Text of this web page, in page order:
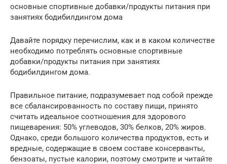
основные спортивные добавки/продукты питания при
занятиях бодибилдингом дома
Давайте порядку перечислим, как и в каком количестве
необходимо потреблять основные спортивные
добавки/продукты питания при занятиях
бодибилдингом дома.
Правильное питание, подразумевает под собой прежде
все сбалансированность по составу пищи, принято
считать идеальное соотношения для здорового
пищеварения: 50% углеводов, 30% белков, 20% жиров.
Однако, среди большого количества продуктов, есть и
вредные, содержащие в своем составе консерванты,
бензоаты, пустые калории, поэтому смотрите и читайте